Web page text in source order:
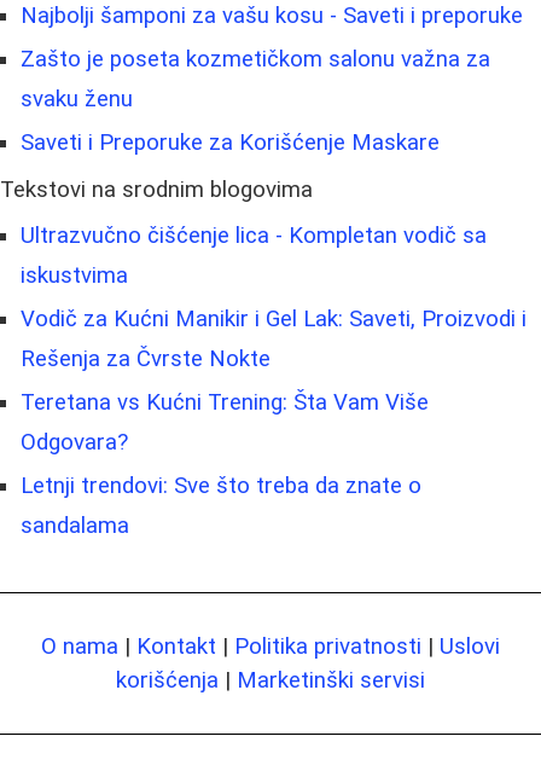
Najbolji šamponi za vašu kosu - Saveti i preporuke
Zašto je poseta kozmetičkom salonu važna za
svaku ženu
Saveti i Preporuke za Korišćenje Maskare
Tekstovi na srodnim blogovima
Ultrazvučno čišćenje lica - Kompletan vodič sa
iskustvima
Vodič za Kućni Manikir i Gel Lak: Saveti, Proizvodi i
Rešenja za Čvrste Nokte
Teretana vs Kućni Trening: Šta Vam Više
Odgovara?
Letnji trendovi: Sve što treba da znate o
sandalama
O nama | Kontakt | Politika privatnosti | Uslovi
korišćenja | Marketinški servisi